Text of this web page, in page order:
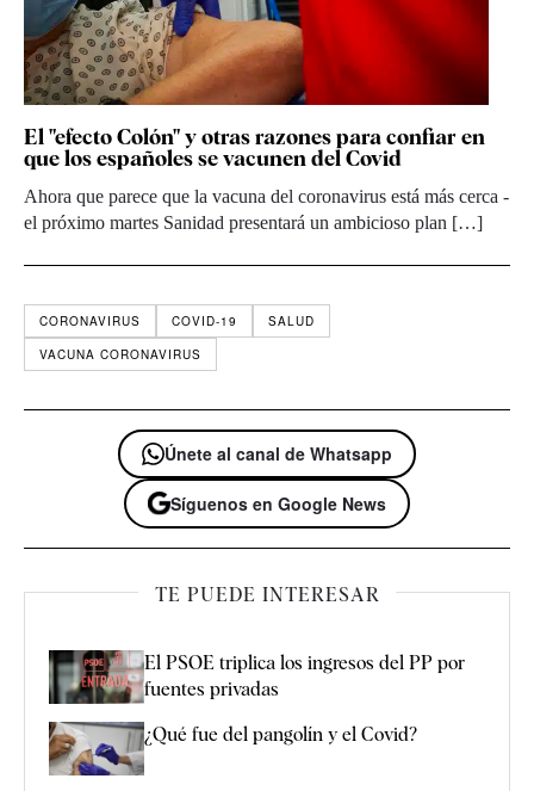
El "efecto Colón" y otras razones para confiar en
que los españoles se vacunen del Covid
Ahora que parece que la vacuna del coronavirus está más cerca -
el próximo martes Sanidad presentará un ambicioso plan […]
CORONAVIRUS COVID-19
SALUD
VACUNA CORONAVIRUS
Únete al canal de Whatsapp
Síguenos en Google News
TE PUEDE INTERESAR
El PSOE triplica los ingresos del PP por
fuentes privadas
¿Qué fue del pangolín y el Covid?